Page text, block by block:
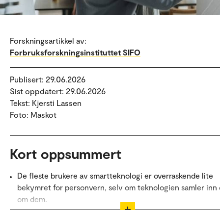
Forskningsartikkel av:
Forbruksforskningsinstituttet SIFO
Publisert: 29.06.2026
Sist oppdatert: 29.06.2026
Tekst: Kjersti Lassen
Foto: Maskot
Kort oppsummert
De fleste brukere av smartteknologi er overraskende lite
bekymret for personvern, selv om teknologien samler inn
om dem.